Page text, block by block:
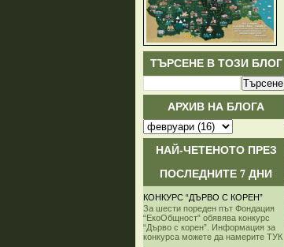
ТЪРСЕНЕ В ТОЗИ БЛОГ
АРХИВ НА БЛОГА
НАЙ-ЧЕТЕНОТО ПРЕЗ
ПОСЛЕДНИТЕ 7 ДНИ
КОНКУРС “ДЪРВО С КОРЕН”
За шести пореден път Фондация
“ЕкоОбщност” обявява конкурс
“Дърво с корен”. Информация за
конкурса можете да намерите ТУК